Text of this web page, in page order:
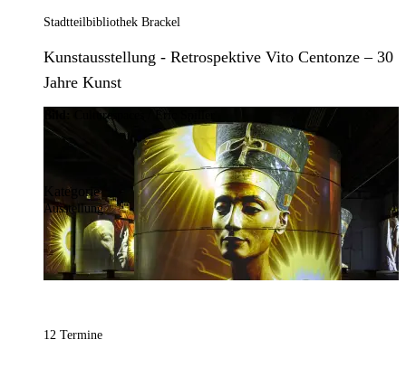
Stadtteilbibliothek Brackel
Kunstausstellung - Retrospektive Vito Centonze – 30
Jahre Kunst
Culturespaces / Eric Spiller
Kategorie
Ausstellung
12 Termine